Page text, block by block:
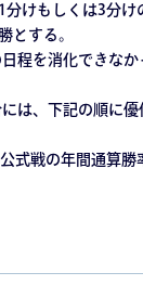
けもしくは3分
とする。
程を消化できな
は、下記の順に
戦の年間通算勝